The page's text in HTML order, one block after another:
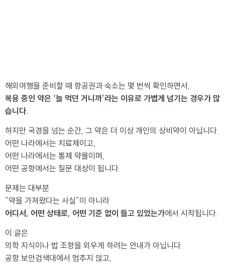
해외여행을 준비할 때 항공권과 숙소는 몇 번씩 확인하면서,
복용 중인 약은 ‘늘 먹던 거니까’라는 이유로 가볍게 넘기는 경우가 많
습니다.
하지만 국경을 넘는 순간, 그 약은 더 이상 개인의 상비약이 아닙니다.
어떤 나라에서는 치료제이고,
어떤 나라에서는 통제 약물이며,
어떤 공항에서는 질문 대상이 됩니다.
문제는 대부분
“약을 가져왔다는 사실”이 아니라
어디서, 어떤 상태로, 어떤 기준 없이 들고 있었는가에서 시작됩니다.
이 글은
의학 지식이나 법 조항을 외우게 하려는 안내가 아닙니다.
공항 보안검색대에서 멈추지 않고,